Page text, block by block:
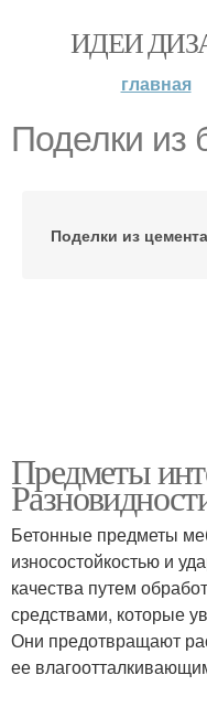
ИДЕИ
главная
Поделки из
Поделки из цемента
Предметы
Бетонные предметы
износостойкостью и
качества путем
средствами, которые
Они предотвращают
ее